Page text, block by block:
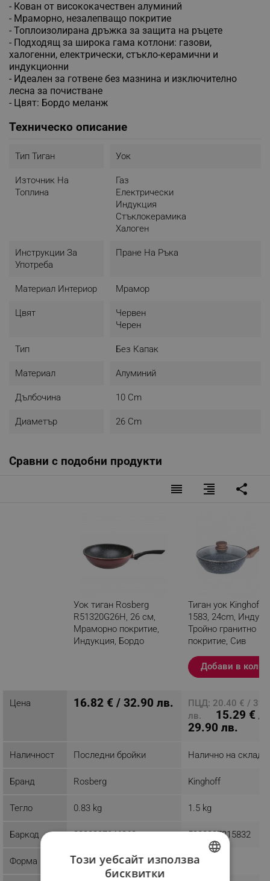
- Кован от висококачествен алуминий
- Мраморно, незалепващо покритие
- Топлоизолирана дръжка за защита на ръцете
- Подходящ за широка гама котлони: газови,
халогенни, електрически, стъкло-керамични и
индукционни
- Идеален за готвене без мазнина и изключително
лесна за почистване
- Цвят: Бордо меланж
Техническо описание
Тип Тиган Уок
Източник На
Топлина
Газ
Електрически
Индукция
Стъклокерамика
Халоген
Инструкции За
Употреба
Пране На Ръка
Материал Интериор Мрамор
Цвят
Червен
Черен
Тип Без Капак
Материал Алуминий
Дълбочина 10 Cm
Диаметър 26 Cm
Сравни с подобни продукти
reorder format_align_right share
Уок тиган Rosberg
R51320G26H, 26 см,
Мраморно покритие,
Индукция, Бордо
Тиган уок Kinghoff
1583, 24cm,
Тройно гранитно
покритие, Сив
Добави в
Цена 16.82 € / 32.90 лв.
ПЦД: 20.40 € /
лв.
15.29 € /
29.90 лв.
Наличност Последни бройки Налично на склад
Бранд Rosberg Kinghoff
Тегло 0.83 kg 1.5 kg
Баркод 3800237046263 5908287215832
Форма Кръгла
Този уебсайт използва
бисквитки